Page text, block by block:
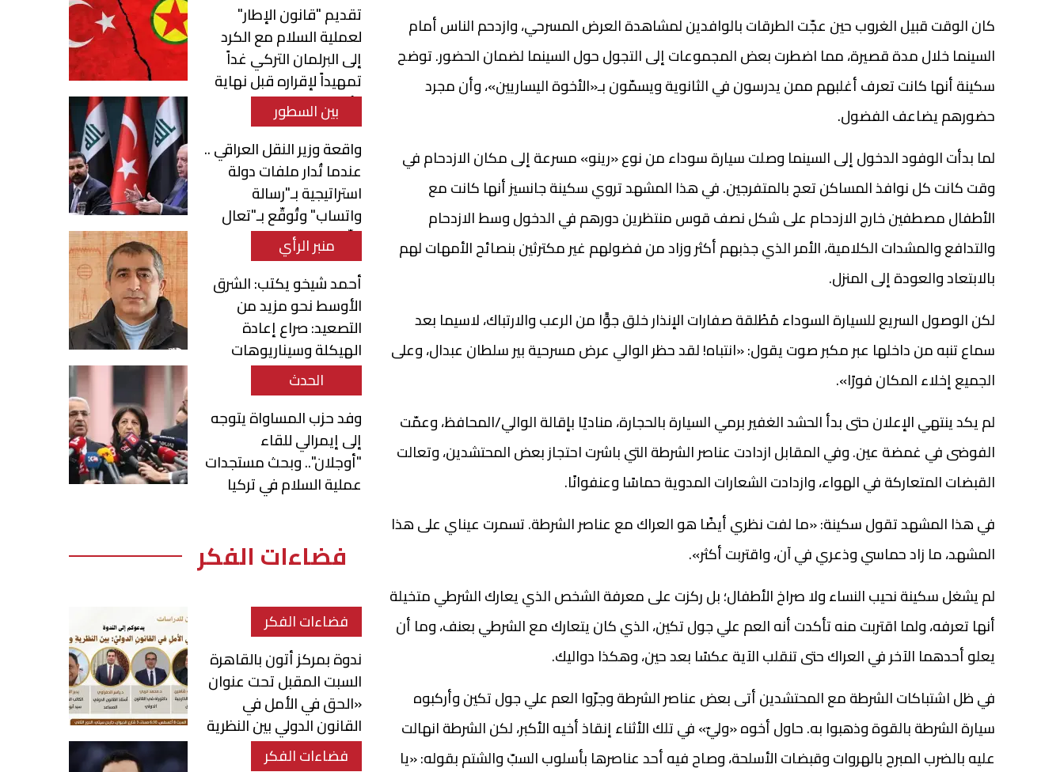
كان الوقت قبيل الغروب حين عجّت الطرقات بالوافدين لمشاهدة العرض المسرحي، وازدحم الناس أمام
السينما خلال مدة قصيرة، مما اضطرت بعض المجموعات إلى التجول حول السينما لضمان الحضور. توضح
سكينة أنها كانت تعرف أغلبهم ممن يدرسون في الثانوية ويسمّون بـ«الأخوة اليساريين»، وأن مجرد
حضورهم يضاعف الفضول.
لما بدأت الوفود الدخول إلى السينما وصلت سيارة سوداء من نوع «رينو» مسرعة إلى مكان الازدحام في
وقت كانت كل نوافذ المساكن تعج بالمتفرجين. في هذا المشهد تروي سكينة جانسيز أنها كانت مع
الأطفال مصطفين خارج الازدحام على شكل نصف قوس منتظرين دورهم في الدخول وسط الازدحام
والتدافع والمشدات الكلامية، الأمر الذي جذبهم أكثر وزاد من فضولهم غير مكترثين بنصائح الأمهات لهم
بالابتعاد والعودة إلى المنزل.
لكن الوصول السريع للسيارة السوداء مُطْلقة صفارات الإنذار خلق جوًّا من الرعب والارتباك، لاسيما بعد
سماع تنبه من داخلها عبر مكبر صوت يقول: «انتباه! لقد حظر الوالي عرض مسرحية بير سلطان عبدال، وعلى
الجميع إخلاء المكان فورًا».
لم يكد ينتهي الإعلان حتى بدأ الحشد الغفير برمي السيارة بالحجارة، مناديًا بإقالة الوالي/المحافظ، وعمّت
الفوضى في غمضة عين. وفي المقابل ازدادت عناصر الشرطة التي باشرت احتجاز بعض المحتشدين، وتعالت
القبضات المتعاركة في الهواء، وازدادت الشعارات المدوية حماسًا وعنفوانًا.
في هذا المشهد تقول سكينة: «ما لفت نظري أيضًا هو العراك مع عناصر الشرطة. تسمرت عيناي على هذا
المشهد، ما زاد حماسي وذعري في آن، واقتربت أكثر».
لم يشغل سكينة نحيب النساء ولا صراخ الأطفال؛ بل ركزت على معرفة الشخص الذي يعارك الشرطي متخيلة
أنها تعرفه، ولما اقتربت منه تأكدت أنه العم علي جول تكين، الذي كان يتعارك مع الشرطي بعنف، وما أن
يعلو أحدهما الآخر في العراك حتى تنقلب الآية عكسًا بعد حين، وهكذا دواليك.
في ظل اشتباكات الشرطة مع المحتشدين أتى بعض عناصر الشرطة وجرّوا العم علي جول تكين وأركبوه
سيارة الشرطة بالقوة وذهبوا به. حاول أخوه «وليّ» في تلك الأثناء إنقاذ أخيه الأكبر، لكن الشرطة انهالت
عليه بالضرب المبرح بالهروات وقبضات الأسلحة، وصاح فيه أحد عناصرها بأسلوب السبّ والشتم بقوله: «يا
تقديم "قانون الإطار"
لعملية السلام مع الكرد
إلى البرلمان التركي غداً
تمهيداً لإقراره قبل نهاية
الأسبوعبين السطور
واقعة وزير النقل العراقي ..
عندما تُدار ملفات دولة
استراتيجية بـ"رسالة
واتساب" وتُوقّع بـ"تعال
وقّع"منبر الرأي
أحمد شيخو يكتب: الشرق
الأوسط نحو مزيد من
التصعيد: صراع إعادة
الهيكلة وسيناريوهات
التحول الإقليمي
الحدث
وفد حزب المساواة يتوجه
إلى إيمرالي للقاء
"أوجلان".. وبحث مستجدات
عملية السلام في تركيا
فضاءات الفكر
فضاءات الفكر
ندوة بمركز أتون بالقاهرة
السبت المقبل تحت عنوان
«الحق في الأمل في
القانون الدولي بين النظرية
والتطبيق»
فضاءات الفكر